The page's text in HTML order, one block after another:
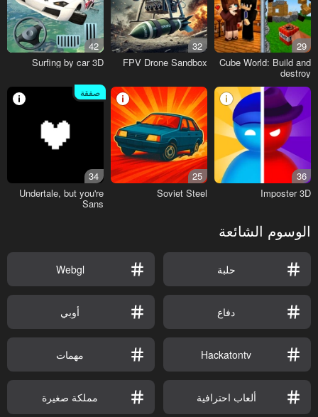
29
Cube World: Build and
destroy
32
FPV Drone Sandbox
42
Surfing by car 3D
36
Imposter 3D
25
Soviet Steel
34
صفقة
Undertale, but you're
Sans
الوسوم الشائعة
حلبة Webgl
دفاع أوبي
Hackatontv مهمات
ألعاب احترافية مملكة صغيرة